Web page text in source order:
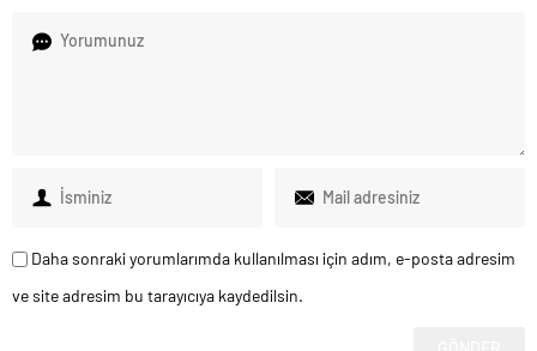
Daha sonraki yorumlarımda kullanılması için adım, e-posta adresim
ve site adresim bu tarayıcıya kaydedilsin.